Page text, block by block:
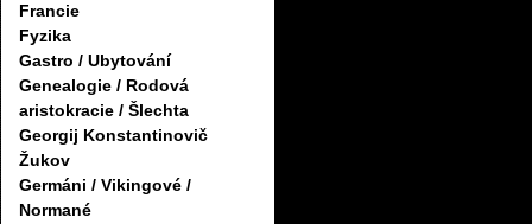
Francie
Fyzika
Gastro / Ubytování
Genealogie / Rodová
aristokracie / Šlechta
Georgij Konstantinovič
Žukov
Germáni / Vikingové /
Normané